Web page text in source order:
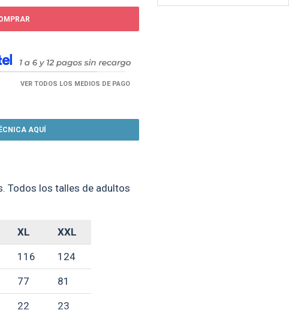
AQUÍ
Todos los talles de adultos
XL XXL
116 124
77 81
22 23
VER TODOS LOS MEDIOS DE PAGO